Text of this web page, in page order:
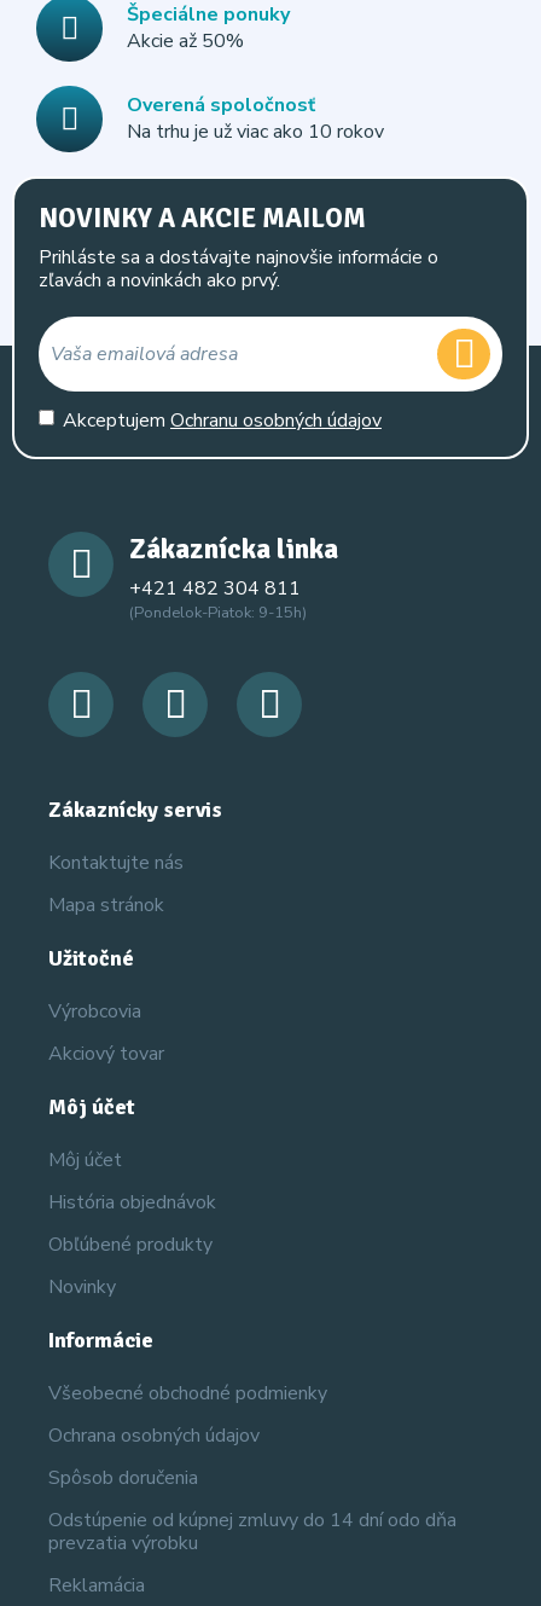
Špeciálne ponuky
Akcie až 50%
Overená spoločnosť
Na trhu je už viac ako 10 rokov
NOVINKY A AKCIE MAILOM
Prihláste sa a dostávajte najnovšie informácie o
zľavách a novinkách ako prvý.
Akceptujem Ochranu osobných údajov
Zákaznícka linka
+421 482 304 811
(Pondelok-Piatok: 9-15h)
Zákaznícky servis
Kontaktujte nás
Mapa stránok
Užitočné
Výrobcovia
Akciový tovar
Môj účet
Môj účet
História objednávok
Obľúbené produkty
Novinky
Informácie
Všeobecné obchodné podmienky
Ochrana osobných údajov
Spôsob doručenia
Odstúpenie od kúpnej zmluvy do 14 dní odo dňa
prevzatia výrobku
Reklamácia